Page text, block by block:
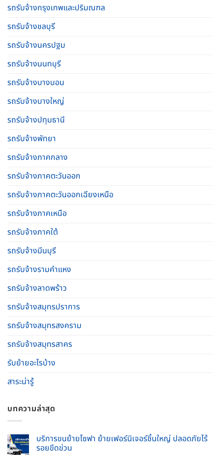
รถรับจ้างกรุงเทพและปริมณฑล
รถรับจ้างชลบุรี
รถรับจ้างนครปฐม
รถรับจ้างนนทบุรี
รถรับจ้างบางบอน
รถรับจ้างบางใหญ่
รถรับจ้างปทุมธานี
รถรับจ้างพัทยา
รถรับจ้างภาคกลาง
รถรับจ้างภาคตะวันออก
รถรับจ้างภาคตะวันออกเฉียงเหนือ
รถรับจ้างภาคเหนือ
รถรับจ้างภาคใต้
รถรับจ้างมีนบุรี
รถรับจ้างรามคําแหง
รถรับจ้างลาดพร้าว
รถรับจ้างสมุทรปราการ
รถรับจ้างสมุทรสงคราม
รถรับจ้างสมุทรสาคร
รับย้ายอะไรบ้าง
สาระน่ารู้
บทความล่าสุด
บริการขนย้ายโซฟา ย้ายเฟอร์นิเจอร์ชิ้นใหญ่ ปลอดภัยไร้
รอยขีดข่วน